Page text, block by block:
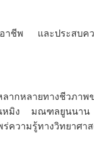
าชีพ และประสบค
ลากหลายทางชีวภา
หมิง มณฑลยูนนาน
ความรู้ทางวิทยาศา